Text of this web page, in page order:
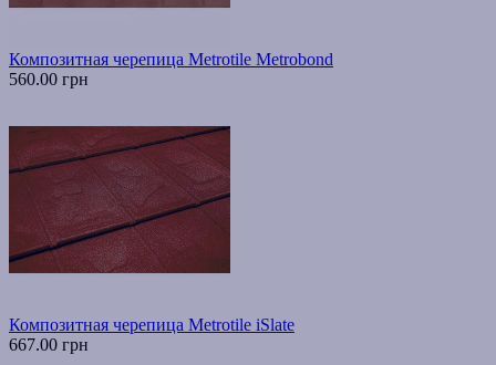
Композитная черепица Metrotile Metrobond
560.00 грн
Композитная черепица Metrotile iSlate
667.00 грн